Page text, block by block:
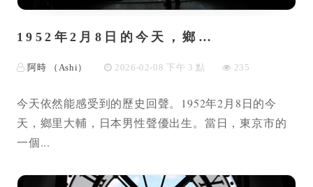
1952年2月8日的今天，鄉…
阿時 （Ashi） 2026-02-08 下午 3 點 235
今天依然能感受到的歷史回聲。1952年2月8日的今
天，鄉里大輔，日本男性聲優出生。當日，東京市的
一個...